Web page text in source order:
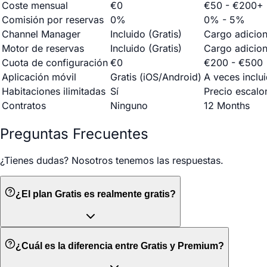
Coste mensual
€0
€50 - €200+
Comisión por reservas 0%
0% - 5%
Channel Manager
Incluido (Gratis)
Cargo
Motor de reservas
Incluido (Gratis)
Cargo
Cuota de configuración €0
€200 - €500
Aplicación móvil
Gratis (iOS/Android) A veces
Habitaciones ilimitadas Sí
Precio
Contratos
Ninguno 12 Months
Preguntas Frecuentes
¿Tienes dudas? Nosotros tenemos las respuestas.
¿El plan Gratis es realmente gratis?
¿Cuál es la diferencia entre Gratis y Premium?